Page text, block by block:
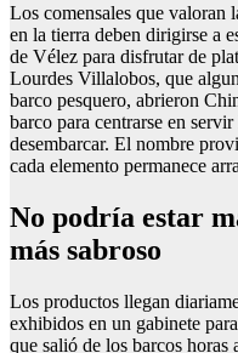
Los comensales que valoran
en la tierra deben dirigirse a
de Vélez para disfrutar de
Lourdes Villalobos, que
barco pesquero, abrieron
barco para centrarse en
desembarcar. El nombre
cada elemento permanece
No podría estar
más sabroso
Los productos llegan
exhibidos en un gabinete
que salió de los barcos horas